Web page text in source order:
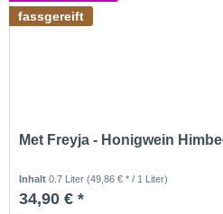
fassgereift
Met Freyja - Honigwein
Inhalt0.7 Liter(49,86 € * / 1 Liter)
34,90 € *